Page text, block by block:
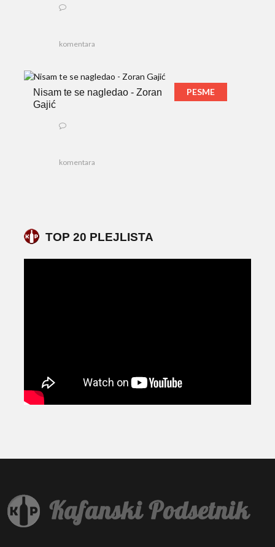
komentara
Nisam te se nagledao - Zoran
Gajić
PESME
komentara
TOP 20 PLEJLISTA